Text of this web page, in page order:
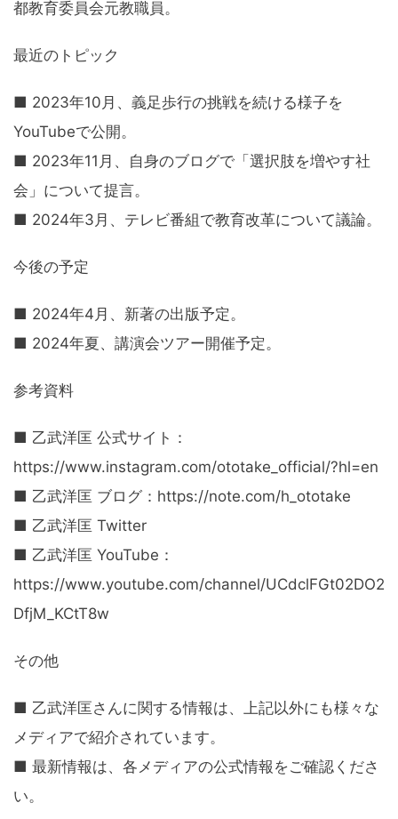
都教育委員会元教職員。
最近のトピック
■ 2023年10月、義足歩行の挑戦を続ける様子を
YouTubeで公開。
■ 2023年11月、自身のブログで「選択肢を増やす社
会」について提言。
■ 2024年3月、テレビ番組で教育改革について議論。
今後の予定
■ 2024年4月、新著の出版予定。
■ 2024年夏、講演会ツアー開催予定。
参考資料
■ 乙武洋匡 公式サイト：
https://www.instagram.com/ototake_official/?hl=en
■ 乙武洋匡 ブログ：https://note.com/h_ototake
■ 乙武洋匡 Twitter
■ 乙武洋匡 YouTube：
https://www.youtube.com/channel/UCdclFGt02DO2
DfjM_KCtT8w
その他
■ 乙武洋匡さんに関する情報は、上記以外にも様々な
メディアで紹介されています。
■ 最新情報は、各メディアの公式情報をご確認くださ
い。